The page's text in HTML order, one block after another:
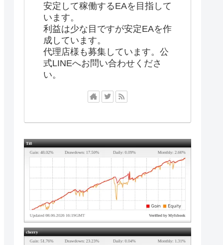
安定して稼働するEAを目指して
います。
利益は少な目ですが安定EAを作
成しています。
代理店様も募集しています。公
式LINEへお問い合わせくださ
い。